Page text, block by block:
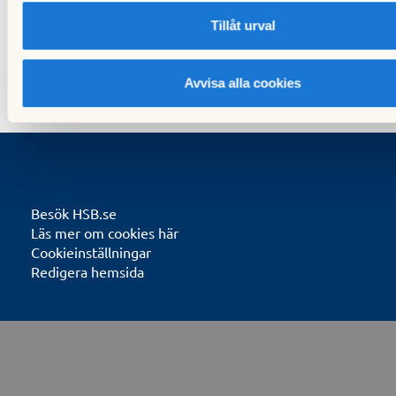
Tillåt urval
Avvisa alla cookies
Besök HSB.se
Läs mer om cookies här
Cookieinställningar
Redigera hemsida